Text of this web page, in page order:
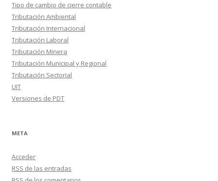
Tipo de cambio de cierre contable
Tributación Ambiental
Tributación Internacional
Tributación Laboral
Tributación Minera
Tributación Municipal y Regional
Tributación Sectorial
UIT
Versiones de PDT
META
Acceder
RSS de las entradas